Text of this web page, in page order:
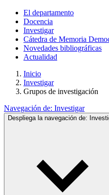
El departamento
Docencia
Investigar
Cátedra de Memoria
Novedades bibliográficas
Actualidad
Inicio
Investigar
Grupos de investigación
Navegación de: Investigar
Despliega la navegación de: